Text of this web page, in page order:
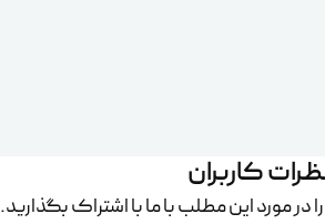
کاربران
در مورد این مطلب با ما با اشتراک بگذارید.